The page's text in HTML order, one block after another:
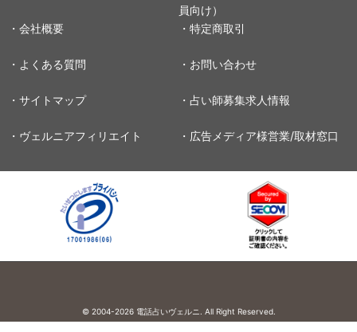
員向け）
・会社概要
・特定商取引
・よくある質問 ・お問い合わせ
・サイトマップ ・占い師募集求人情報
・ヴェルニアフィリエイト ・広告メディア様営業/取材窓口
© 2004-2026 電話占いヴェルニ. All Right Reserved.